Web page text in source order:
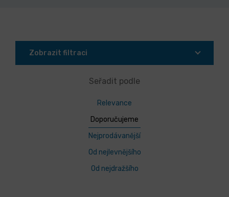
Zobrazit filtraci
Seřadit podle
Relevance
Doporučujeme
Nejprodávanější
Od nejlevnějšího
Od nejdražšího